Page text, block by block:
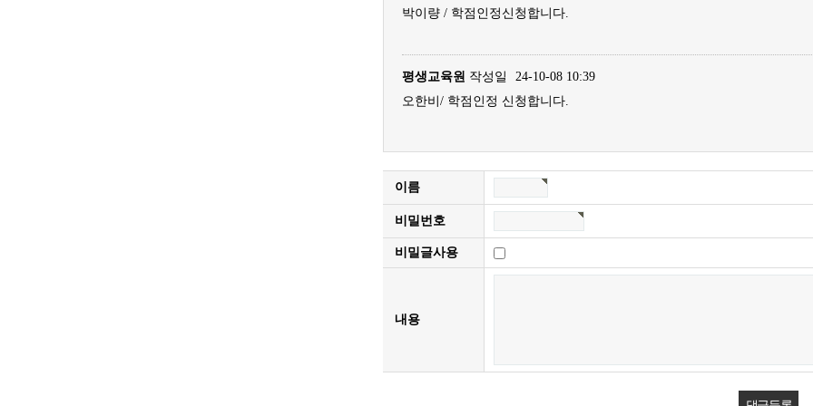
박이량 / 학점인정신청합니다.
평생교육원 작성일
24-10-08 10:39
오한비/ 학점인정 신청합니다.
이름
비밀번호
비밀글사용
내용